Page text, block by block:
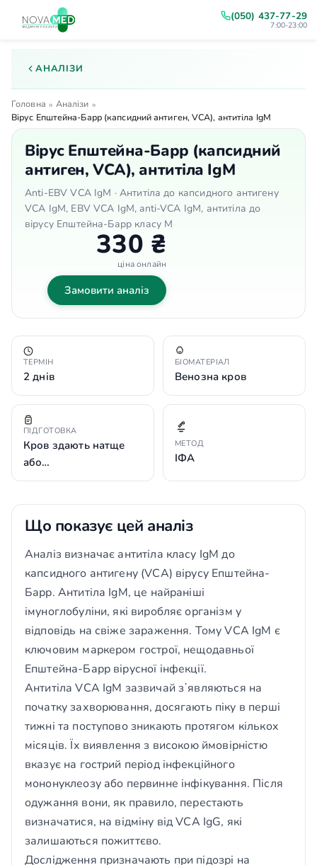
(050) 437-77-29
7:00-23:00
АНАЛІЗИ
Головна » Аналізи »
Вірус Епштейна-Барр (капсидний антиген, VCA), антитіла IgМ
Вірус Епштейна-Барр (капсидний
антиген, VCA), антитіла IgМ
Anti-EBV VCA IgM · Антитіла до капсидного антигену
VCA IgM, EBV VCA IgM, anti-VCA IgM, антитіла до
вірусу Епштейна-Барр класу M
330 ₴
ціна онлайн
Замовити аналіз
ТЕРМІН
2 днів
БІОМАТЕРІАЛ
Венозна кров
ПІДГОТОВКА
Кров здають натще
або…
МЕТОД
ІФА
Що показує цей аналіз
Аналіз визначає антитіла класу IgM до
капсидного антигену (VCA) вірусу Епштейна-
Барр. Антитіла IgM, це найраніші
імуноглобуліни, які виробляє організм у
відповідь на свіже зараження. Тому VCA IgM є
ключовим маркером гострої, нещодавньої
Епштейна-Барр вірусної інфекції.
Антитіла VCA IgM зазвичай зʼявляються на
початку захворювання, досягають піку в перші
тижні та поступово зникають протягом кількох
місяців. Їх виявлення з високою ймовірністю
вказує на гострий період інфекційного
мононуклеозу або первинне інфікування. Після
одужання вони, як правило, перестають
визначатися, на відміну від VCA IgG, які
залишаються пожиттєво.
Дослідження призначають при підозрі на